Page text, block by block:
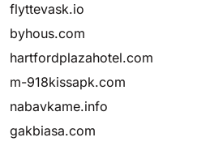
flyttevask.io
byhous.com
hartfordplazahotel.com
m-918kissapk.com
nabavkame.info
gakbiasa.com